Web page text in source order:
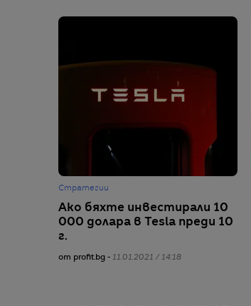
Стратегии
Ако бяхте инвестирали 10
000 долара в Tesla преди 10
г.
от profit.bg - 11.01.2021 / 14:18